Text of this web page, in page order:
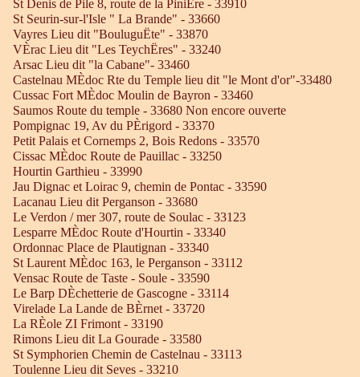
St Denis de Pile 8, route de la PiniËre - 33910
St Seurin-sur-l'Isle " La Brande" - 33660
Vayres Lieu dit "BouluguËte" - 33870
VÈrac Lieu dit "Les TeychËres" - 33240
Arsac Lieu dit "la Cabane"- 33460
Castelnau MÈdoc Rte du Temple lieu dit "le Mont d'or"-33480
Cussac Fort MÈdoc Moulin de Bayron - 33460
Saumos Route du temple - 33680 Non encore ouverte
Pompignac 19, Av du PÈrigord - 33370
Petit Palais et Cornemps 2, Bois Redons - 33570
Cissac MÈdoc Route de Pauillac - 33250
Hourtin Garthieu - 33990
Jau Dignac et Loirac 9, chemin de Pontac - 33590
Lacanau Lieu dit Perganson - 33680
Le Verdon / mer 307, route de Soulac - 33123
Lesparre MÈdoc Route d'Hourtin - 33340
Ordonnac Place de Plautignan - 33340
St Laurent MÈdoc 163, le Perganson - 33112
Vensac Route de Taste - Soule - 33590
Le Barp DÈchetterie de Gascogne - 33114
Virelade La Lande de BÈrnet - 33720
La RÈole ZI Frimont - 33190
Rimons Lieu dit La Gourade - 33580
St Symphorien Chemin de Castelnau - 33113
Toulenne Lieu dit Seves - 33210